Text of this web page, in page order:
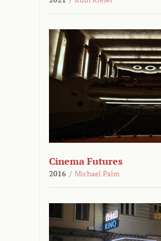
Cinema Futures
2016 / Michael Palm